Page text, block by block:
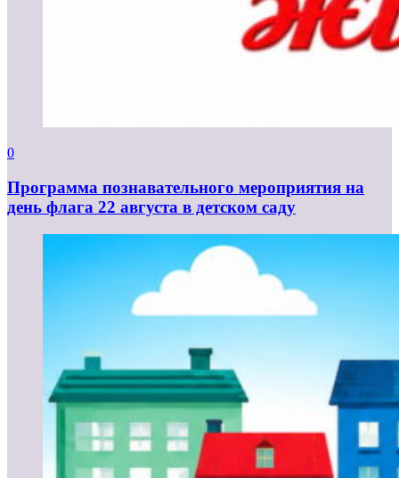
0
Программа познавательного мероприятия на
день флага 22 августа в детском саду